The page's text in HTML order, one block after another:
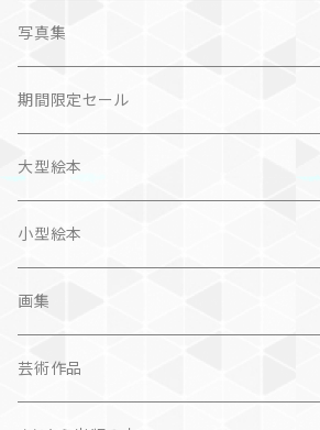
問題提起
文芸、小説
詩歌
文学（論）
ZINE
仏語対訳絵本
写真集
写真集
作品＋エッセイ
カレンダー
画集
カレンダー
期間限定セール
大型絵本
小型絵本
画集
芸術作品